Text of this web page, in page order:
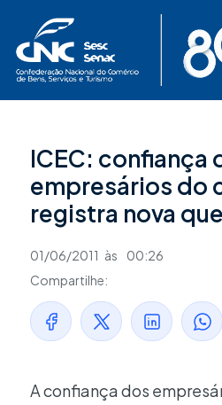
conteúdo
ICEC: confiança
empresários do
registra nova
01/06/2011 às
00:26
Compartilhe:
A confiança dos